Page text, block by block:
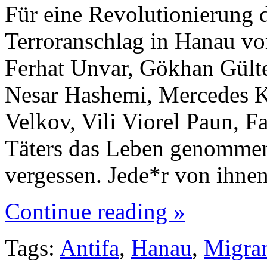
Für eine Revolutionierung
Terroranschlag in Hanau
Ferhat Unvar, Gökhan
Nesar Hashemi, Mercedes
Velkov, Vili Viorel Paun,
Täters das Leben
vergessen. Jede*r von
Continue reading »
Tags: Antifa, Hanau,